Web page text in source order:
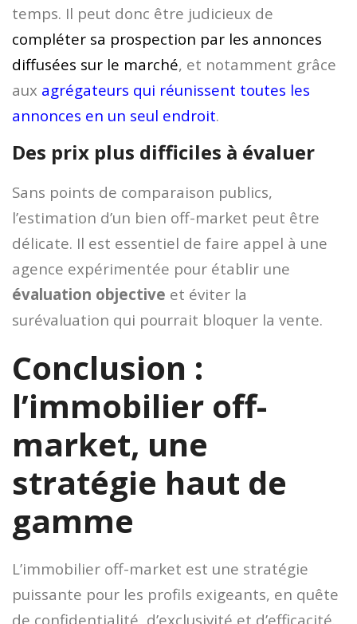
temps. Il peut donc être judicieux de
compléter sa prospection par les annonces
diffusées sur le marché, et notamment grâce
aux agrégateurs qui réunissent toutes les
annonces en un seul endroit.
Des prix plus difficiles à évaluer
Sans points de comparaison publics,
l’estimation d’un bien off-market peut être
délicate. Il est essentiel de faire appel à une
agence expérimentée pour établir une
évaluation objective et éviter la
surévaluation qui pourrait bloquer la vente.
Conclusion :
l’immobilier off-
market, une
stratégie haut de
gamme
L’immobilier off-market est une stratégie
puissante pour les profils exigeants, en quête
de confidentialité, d’exclusivité et d’efficacité.